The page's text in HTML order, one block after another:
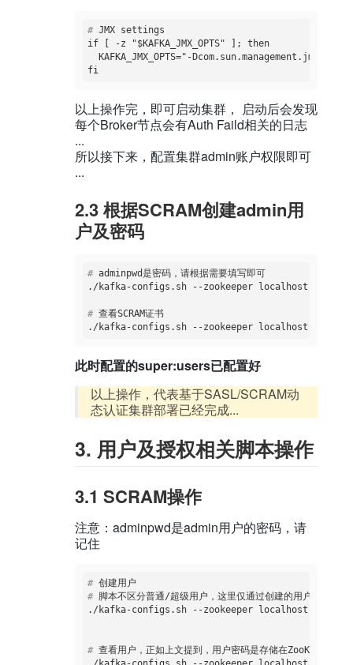
# JMX settings
if [ -z "$KAFKA_JMX_OPTS" ]; then
KAFKA_JMX_OPTS="-
fi
以上操作完，即可启动集群， 启动后会发现
每个Broker节点会有Auth Faild相关的日志
...
所以接下来，配置集群admin账户权限即可
...
2.3 根据SCRAM创建admin用
户及密码
# adminpwd是密码，请根据需要填写即可
# 查看SCRAM证书
此时配置的super:users已配置好
以上操作，代表基于SASL/SCRAM动
态认证集群部署已经完成...
3. 用户及授权相关脚本操作
3.1 SCRAM操作
注意：adminpwd是admin用户的密码，请
记住
# 创建用户
# 脚本不区分普通/超级用户，这里仅通过创建的用户名称与
# 查看用户，正如上文提到，用户密码是存储在ZooKeeper中